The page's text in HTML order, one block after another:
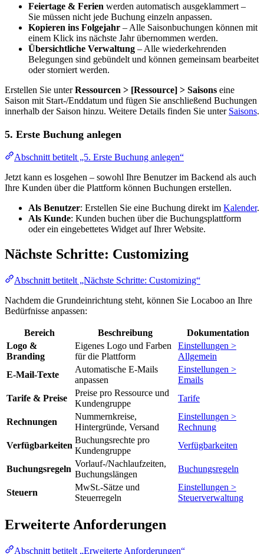
Feiertage & Ferien werden automatisch ausgeklammert –
Sie müssen nicht jede Buchung einzeln anpassen.
Kopieren ins Folgejahr – Alle Saisonbuchungen können mit
einem Klick ins nächste Jahr übernommen werden.
Übersichtliche Verwaltung – Alle wiederkehrenden
Belegungen sind gebündelt und können gemeinsam bearbeitet
oder storniert werden.
Erstellen Sie unterRessourcen > [Ressource] > Saisons eine
Saison mit Start-/Enddatum und fügen Sie anschließend Buchungen
innerhalb der Saison hinzu. Weitere Details finden Sie unter Saisons.
5. Erste Buchung anlegen
Abschnitt betitelt „5. Erste Buchung anlegen“
Jetzt kann es losgehen – sowohl Ihre Benutzer im Backend als auch
Ihre Kunden über die Plattform können Buchungen erstellen.
Als Benutzer: Erstellen Sie eine Buchung direkt im Kalender.
Als Kunde: Kunden buchen über die Buchungsplattform
oder ein eingebettetes Widget auf Ihrer Website.
Nächste Schritte: Customizing
Abschnitt betitelt „Nächste Schritte: Customizing“
Nachdem die Grundeinrichtung steht, können Sie Locaboo an Ihre
Bedürfnisse anpassen:
Bereich Beschreibung
Dokumentation
Logo &
Branding
Eigenes Logo und Farben
für die Plattform
Einstellungen >
Allgemein
E-Mail-Texte
Automatische E-Mails
anpassen
Einstellungen >
Emails
Tarife & Preise
Preise pro Ressource und
Kundengruppe
Tarife
Rechnungen
Nummernkreise,
Hintergründe, Versand
Einstellungen >
Rechnung
Verfügbarkeiten
Buchungsrechte pro
Kundengruppe
Verfügbarkeiten
Buchungsregeln
Vorlauf-/Nachlaufzeiten,
Buchungslängen
Buchungsregeln
Steuern
MwSt.-Sätze und
Steuerregeln
Einstellungen >
Steuerverwaltung
Erweiterte Anforderungen
Abschnitt betitelt „Erweiterte Anforderungen“